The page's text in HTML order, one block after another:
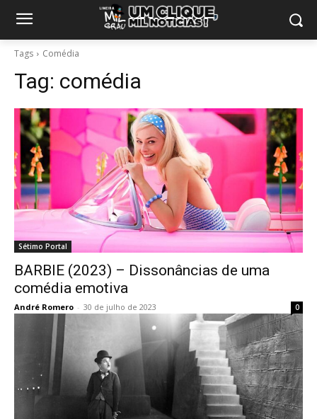
Tags Comédia
Tag: comédia
Sétimo Portal
BARBIE (2023) – Dissonâncias de uma
comédia emotiva
André Romero - 30 de julho de 2023 0